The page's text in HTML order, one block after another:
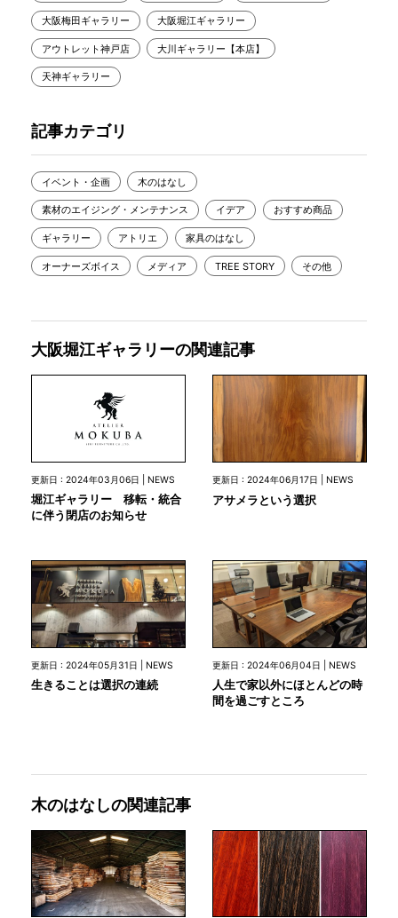
大阪梅田ギャラリー 大阪堀江ギャラリー
アウトレット神戸店 大川ギャラリー【本店】
天神ギャラリー
記事カテゴリ
イベント・企画 木のはなし
素材のエイジング・メンテナンス イデア おすすめ商品
ギャラリー アトリエ 家具のはなし
オーナーズボイス メディア TREE STORY その他
大阪堀江ギャラリーの関連記事
更新日 : 2024年03月06日 | NEWS
堀江ギャラリー 移転・統合
に伴う閉店のお知らせ
更新日 : 2024年06月17日 | NEWS
アサメラという選択
更新日 : 2024年05月31日 | NEWS
生きることは選択の連続
更新日 : 2024年06月04日 | NEWS
人生で家以外にほとんどの時
間を過ごすところ
木のはなしの関連記事